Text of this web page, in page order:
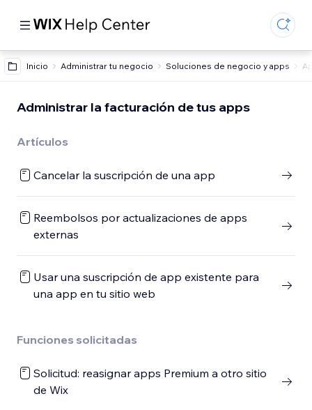
Inicio Administrar tu negocio Soluciones de negocio y apps
Administrar la facturación de tus apps
Artículos
Cancelar la suscripción de una app
Reembolsos por actualizaciones de apps
externas
Usar una suscripción de app existente para
una app en tu sitio web
Funciones solicitadas
Solicitud: reasignar apps Premium a otro sitio
de Wix